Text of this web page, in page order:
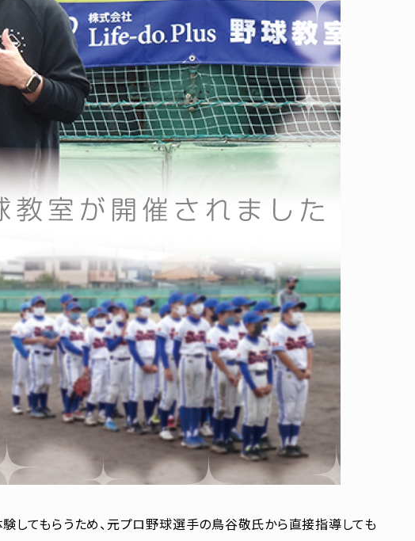
してもらうため、元プロ野球選手の鳥谷敬氏から直接指導しても